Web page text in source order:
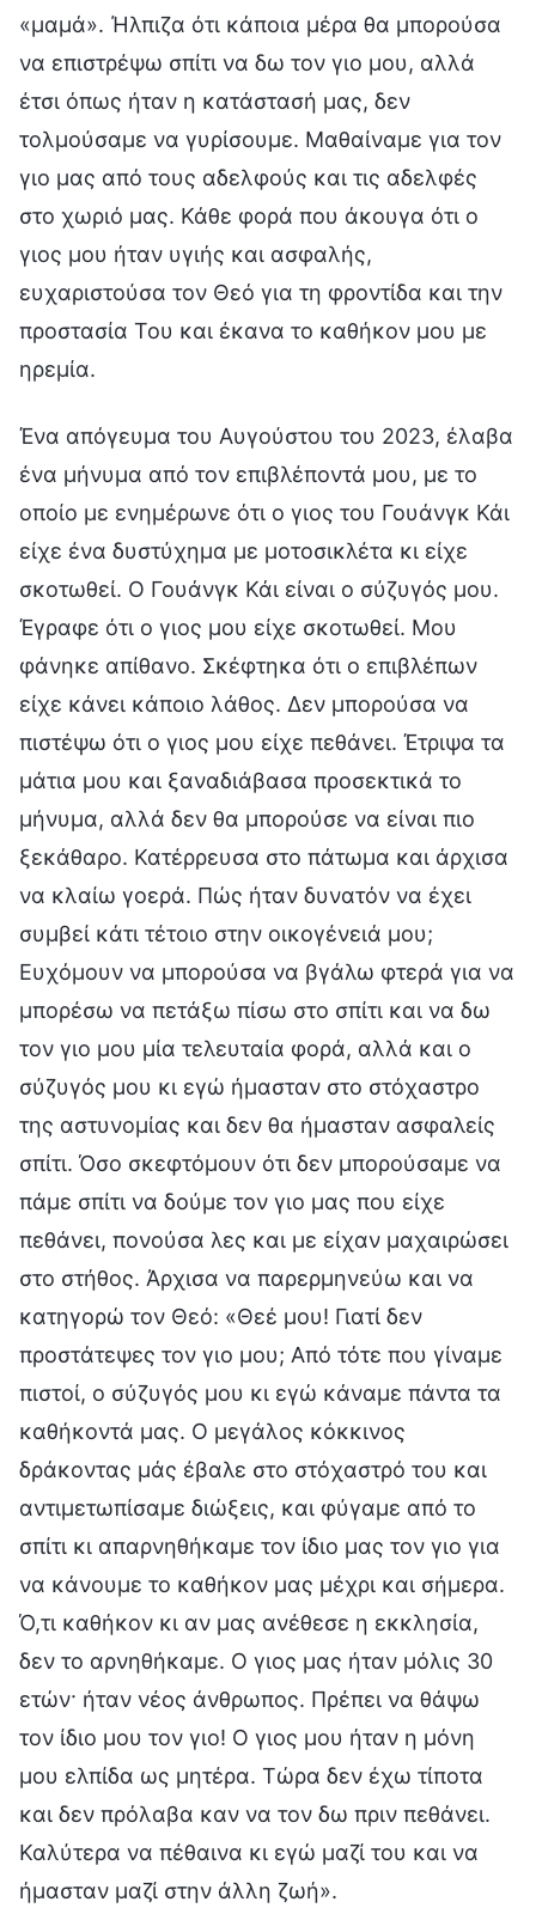
«μαμά». Ήλπιζα ότι κάποια μέρα θα μπορούσα
να επιστρέψω σπίτι να δω τον γιο μου, αλλά
έτσι όπως ήταν η κατάστασή μας, δεν
τολμούσαμε να γυρίσουμε. Μαθαίναμε για τον
γιο μας από τους αδελφούς και τις αδελφές
στο χωριό μας. Κάθε φορά που άκουγα ότι ο
γιος μου ήταν υγιής και ασφαλής,
ευχαριστούσα τον Θεό για τη φροντίδα και την
προστασία Του και έκανα το καθήκον μου με
ηρεμία.
Ένα απόγευμα του Αυγούστου του 2023, έλαβα
ένα μήνυμα από τον επιβλέποντά μου, με το
οποίο με ενημέρωνε ότι ο γιος του Γουάνγκ Κάι
είχε ένα δυστύχημα με μοτοσικλέτα κι είχε
σκοτωθεί. Ο Γουάνγκ Κάι είναι ο σύζυγός μου.
Έγραφε ότι ο γιος μου είχε σκοτωθεί. Μου
φάνηκε απίθανο. Σκέφτηκα ότι ο επιβλέπων
είχε κάνει κάποιο λάθος. Δεν μπορούσα να
πιστέψω ότι ο γιος μου είχε πεθάνει. Έτριψα τα
μάτια μου και ξαναδιάβασα προσεκτικά το
μήνυμα, αλλά δεν θα μπορούσε να είναι πιο
ξεκάθαρο. Κατέρρευσα στο πάτωμα και άρχισα
να κλαίω γοερά. Πώς ήταν δυνατόν να έχει
συμβεί κάτι τέτοιο στην οικογένειά μου;
Ευχόμουν να μπορούσα να βγάλω φτερά για να
μπορέσω να πετάξω πίσω στο σπίτι και να δω
τον γιο μου μία τελευταία φορά, αλλά και ο
σύζυγός μου κι εγώ ήμασταν στο στόχαστρο
της αστυνομίας και δεν θα ήμασταν ασφαλείς
σπίτι. Όσο σκεφτόμουν ότι δεν μπορούσαμε να
πάμε σπίτι να δούμε τον γιο μας που είχε
πεθάνει, πονούσα λες και με είχαν μαχαιρώσει
στο στήθος. Άρχισα να παρερμηνεύω και να
κατηγορώ τον Θεό: «Θεέ μου! Γιατί δεν
προστάτεψες τον γιο μου; Από τότε που γίναμε
πιστοί, ο σύζυγός μου κι εγώ κάναμε πάντα τα
καθήκοντά μας. Ο μεγάλος κόκκινος
δράκοντας μάς έβαλε στο στόχαστρό του και
αντιμετωπίσαμε διώξεις, και φύγαμε από το
σπίτι κι απαρνηθήκαμε τον ίδιο μας τον γιο για
να κάνουμε το καθήκον μας μέχρι και σήμερα.
Ό,τι καθήκον κι αν μας ανέθεσε η εκκλησία,
δεν το αρνηθήκαμε. Ο γιος μας ήταν μόλις 30
ετών· ήταν νέος άνθρωπος. Πρέπει να θάψω
τον ίδιο μου τον γιο! Ο γιος μου ήταν η μόνη
μου ελπίδα ως μητέρα. Τώρα δεν έχω τίποτα
και δεν πρόλαβα καν να τον δω πριν πεθάνει.
Καλύτερα να πέθαινα κι εγώ μαζί του και να
ήμασταν μαζί στην άλλη ζωή».